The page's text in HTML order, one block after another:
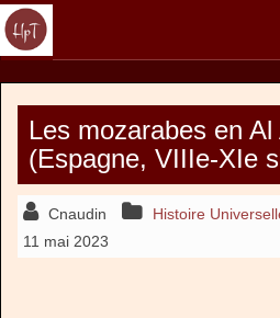
Les mozarabes en Al
(Espagne, VIIIe-XIe
Cnaudin Histoire
11 mai 2023